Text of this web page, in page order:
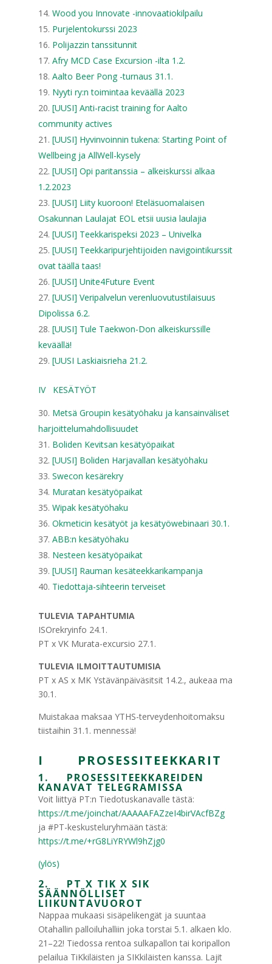
Wood you Innovate -innovaatiokilpailu
Purjelentokurssi 2023
Polijazzin tanssitunnit
Afry MCD Case Excursion -ilta 1.2.
Aalto Beer Pong -turnaus 31.1.
Nyyti ry:n toimintaa keväällä 2023
[UUSI] Anti-racist training for Aalto
community actives
[UUSI] Hyvinvoinnin tukena: Starting Point of
Wellbeing ja AllWell-kysely
[UUSI] Opi paritanssia – alkeiskurssi alkaa
1.2.2023
[UUSI] Liity kuoroon! Eteläsuomalaisen
Osakunnan Laulajat EOL etsii uusia laulajia
[UUSI] Teekkarispeksi 2023 – Univelka
[UUSI] Teekkaripurjehtijoiden navigointikurssit
ovat täällä taas!
[UUSI] Unite4Future Event
[UUSI] Veripalvelun verenluovutustilaisuus
Dipolissa 6.2.
[UUSI] Tule Taekwon-Don alkeiskurssille
keväällä!
[UUSI Laskiaisrieha 21.2.
IV KESÄTYÖT
Metsä Groupin kesätyöhaku ja kansainväliset
harjoittelumahdollisuudet
Boliden Kevitsan kesätyöpaikat
[UUSI] Boliden Harjavallan kesätyöhaku
Swecon kesärekry
Muratan kesätyöpaikat
Wipak kesätyöhaku
Okmeticin kesätyöt ja kesätyöwebinaari 30.1.
ABB:n kesätyöhaku
Nesteen kesätyöpaikat
[UUSI] Rauman kesäteekkarikampanja
Tiedottaja-sihteerin terveiset
TULEVIA TAPAHTUMIA
ISOrekryinfo 24.1.
PT x VK Murata-excursio 27.1.
TULEVIA ILMOITTAUTUMISIA
PT x AS x MK Ystävänpäiväsitsit 14.2., aukeaa ma
30.1.
Muistakaa maksaa YTHS-terveydenhoitomaksu
tiistaihin 31.1. mennessä!
I PROSESSITEEKKARIT
1. PROSESSITEEKKAREIDEN
KANAVAT TELEGRAMISSA
Voit liittyä PT:n Tiedotuskanavalle tästä:
https://t.me/joinchat/AAAAAFAZzeI4birVAcfBZg
ja #PT-keskusteluryhmään tästä:
https://t.me/+rG8LiYRYWl9hZjg0
(ylös)
2. PT X TIK X SIK
SÄÄNNÖLLISET
LIIKUNTAVUOROT
Nappaa mukaasi sisäpelikengät ja suuntaa
Otahallin palloiluhalliin joka torstai 5.1. alkaen klo.
21–22! Tiedossa rentoa sulkapallon tai koripallon
pelailua TiKkiläisten ja SIKkiläisten kanssa. Lajit